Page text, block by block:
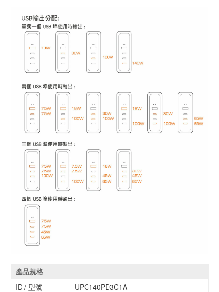
產品規格
ID / 型號
UPC140PD3C1A